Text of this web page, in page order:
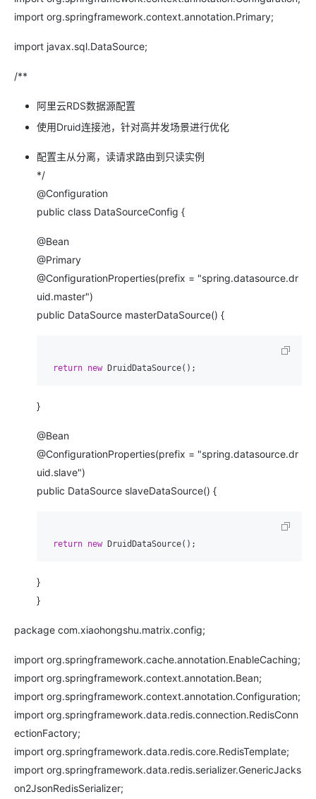
import org.springframework.context.annotation.Primary;
import javax.sql.DataSource;
/**
阿里云RDS数据源配置
使用Druid连接池，针对高并发场景进行优化
配置主从分离，读请求路由到只读实例
*/
@Configuration
public class DataSourceConfig {
@Bean
@Primary
@ConfigurationProperties(prefix = "spring.datasource.dr
uid.master")
public DataSource masterDataSource() {
return new
}
@Bean
@ConfigurationProperties(prefix = "spring.datasource.dr
uid.slave")
public DataSource slaveDataSource() {
return new
}
}
package com.xiaohongshu.matrix.config;
import org.springframework.cache.annotation.EnableCaching;
import org.springframework.context.annotation.Bean;
import org.springframework.context.annotation.Configuration;
import org.springframework.data.redis.connection.RedisConn
ectionFactory;
import org.springframework.data.redis.core.RedisTemplate;
import org.springframework.data.redis.serializer.GenericJacks
on2JsonRedisSerializer;